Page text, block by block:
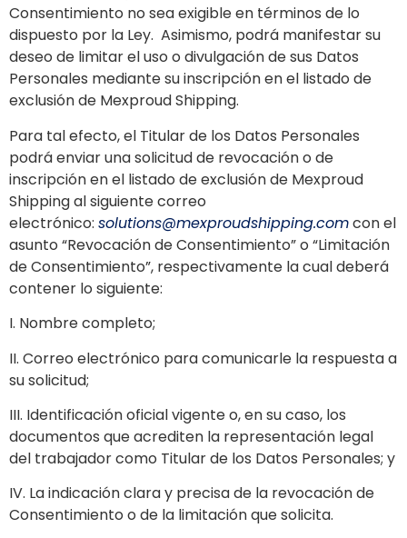
Consentimiento no sea exigible en términos de lo
dispuesto por la Ley. Asimismo, podrá manifestar su
deseo de limitar el uso o divulgación de sus Datos
Personales mediante su inscripción en el listado de
exclusión de Mexproud Shipping.
Para tal efecto, el Titular de los Datos Personales
podrá enviar una solicitud de revocación o de
inscripción en el listado de exclusión de Mexproud
Shipping al siguiente correo
electrónico: solutions@mexproudshipping.comcon el
asunto “Revocación de Consentimiento” o “Limitación
de Consentimiento”, respectivamente la cual deberá
contener lo siguiente:
I. Nombre completo;
II. Correo electrónico para comunicarle la respuesta a
su solicitud;
III. Identificación oficial vigente o, en su caso, los
documentos que acrediten la representación legal
del trabajador como Titular de los Datos Personales; y
IV. La indicación clara y precisa de la revocación de
Consentimiento o de la limitación que solicita.